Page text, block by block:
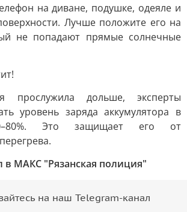
на диване, подушке, одеяле и
Лучше положите его на
не попадают прямые солнечные
прослужила дольше, эксперты
уровень заряда аккумулятора в
Это защищает его от
в МАКС "Рязанская полиция"
на наш Telegram-канал